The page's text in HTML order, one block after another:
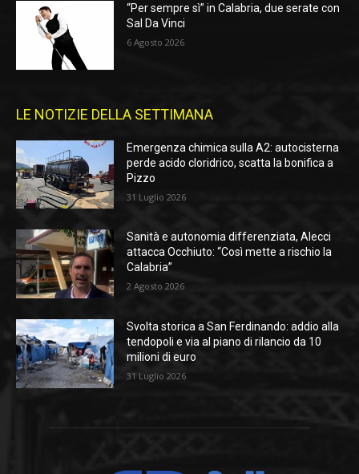
“Per sempre sì” in Calabria, due serate con
Sal Da Vinci
6 Agosto 2026
LE NOTIZIE DELLA SETTIMANA
Emergenza chimica sulla A2: autocisterna
perde acido cloridrico, scatta la bonifica a
Pizzo
31 Luglio 2026
Sanità e autonomia differenziata, Alecci
attacca Occhiuto: “Così mette a rischio la
Calabria”
2 Agosto 2026
Svolta storica a San Ferdinando: addio alla
tendopoli e via al piano di rilancio da 10
milioni di euro
31 Luglio 2026